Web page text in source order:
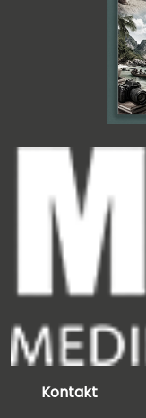
Kontakt